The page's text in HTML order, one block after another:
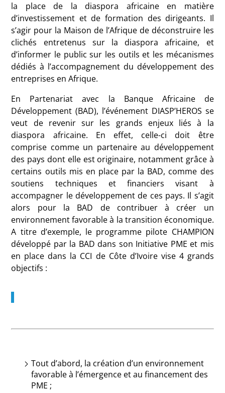
la place de la diaspora africaine en matière
d’investissement et de formation des dirigeants. Il
s’agir pour la Maison de l’Afrique de déconstruire les
clichés entretenus sur la diaspora africaine, et
d’informer le public sur les outils et les mécanismes
dédiés à l’accompagnement du développement des
entreprises en Afrique.
En Partenariat avec la Banque Africaine de
Développement (BAD), l’événement DIASP’HEROS se
veut de revenir sur les grands enjeux liés à la
diaspora africaine. En effet, celle-ci doit être
comprise comme un partenaire au développement
des pays dont elle est originaire, notamment grâce à
certains outils mis en place par la BAD, comme des
soutiens techniques et financiers visant à
accompagner le développement de ces pays. Il s’agit
alors pour la BAD de contribuer à créer un
environnement favorable à la transition économique.
A titre d’exemple, le programme pilote CHAMPION
développé par la BAD dans son Initiative PME et mis
en place dans la CCI de Côte d’Ivoire vise 4 grands
objectifs :
Tout d’abord, la création d’un environnement
favorable à l’émergence et au financement des
PME ;